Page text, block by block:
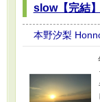
slow【完結】
本野汐梨